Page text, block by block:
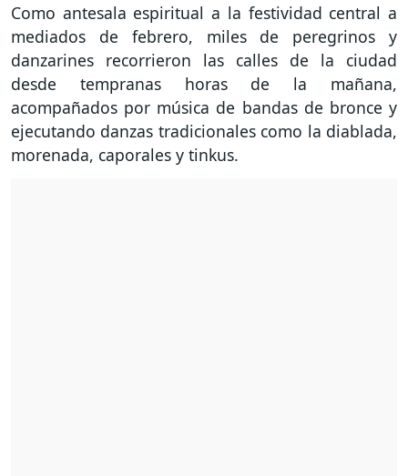
Como antesala espiritual a la festividad central a
mediados de febrero, miles de peregrinos y
danzarines recorrieron las calles de la ciudad
desde tempranas horas de la mañana,
acompañados por música de bandas de bronce y
ejecutando danzas tradicionales como la diablada,
morenada, caporales y tinkus.